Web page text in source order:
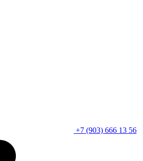
+7 (903) 666 13 56